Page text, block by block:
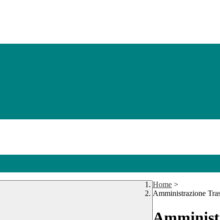
Home >
Amministrazione